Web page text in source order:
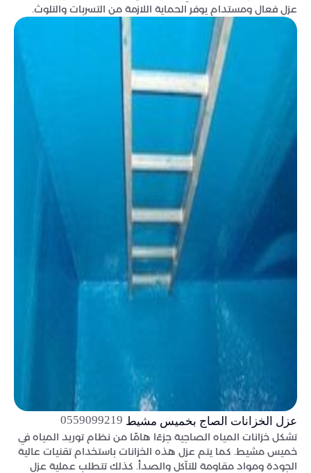
عزل فعال ومستدام يوفر الحماية اللازمة من التسربات والتلوث.
عزل الخزانات الصاج بخميس مشيط
تشكل خزانات المياه الصاجية جزءًا هامًا من نظام توريد المياه في
خميس مشيط. كما يتم عزل هذه الخزانات باستخدام تقنيات عالية
الجودة ومواد مقاومة للتآكل والصدأ. كذلك تتطلب عملية عزل